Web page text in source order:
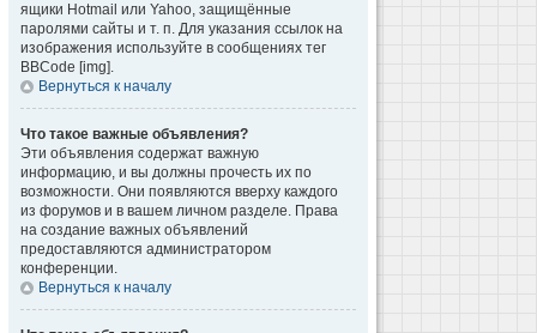
ящики Hotmail или Yahoo, защищённые
паролями сайты и т. п. Для указания ссылок на
изображения используйте в сообщениях тег
BBCode [img].
Вернуться к началу
Что такое важные объявления?
Эти объявления содержат важную
информацию, и вы должны прочесть их по
возможности. Они появляются вверху каждого
из форумов и в вашем личном разделе. Права
на создание важных объявлений
предоставляются администратором
конференции.
Вернуться к началу